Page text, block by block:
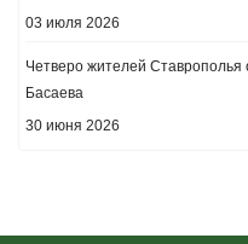
03 июля 2026
Четверо жителей Ставрополья
Басаева
30 июня 2026